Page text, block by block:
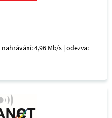
4,96 Mb/s | odezva: